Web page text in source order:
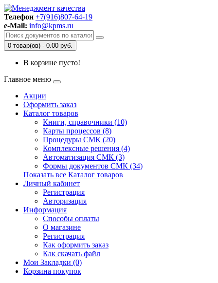
Телефон +7(916)807-64-19
e-Mail: info@kpms.ru
0 товар(ов) - 0.00 руб.
В корзине пусто!
Главное меню
Акции
Оформить заказ
Каталог товаров
Книги, справочники (10)
Карты процессов (8)
Процедуры СМК (20)
Комплексные решения (4)
Автоматизация СМК (3)
Формы документов СМК (34)
Показать все Каталог товаров
Личный кабинет
Регистрация
Авторизация
Информация
Способы оплаты
О магазине
Регистрация
Как оформить заказ
Как скачать файл
Мои Закладки (0)
Корзина покупок